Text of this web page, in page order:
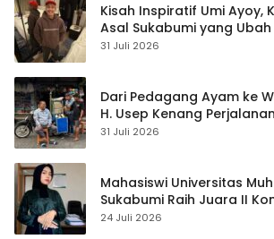
Kisah Inspiratif Umi Ayoy,
Asal Sukabumi yang Ubah
Streaming
31 Juli 2026
Dari Pedagang Ayam ke
H. Usep Kenang
Cisaat
31 Juli 2026
Mahasiswi Universitas
Sukabumi Raih Juara II
Pembelajaran Digital
24 Juli 2026